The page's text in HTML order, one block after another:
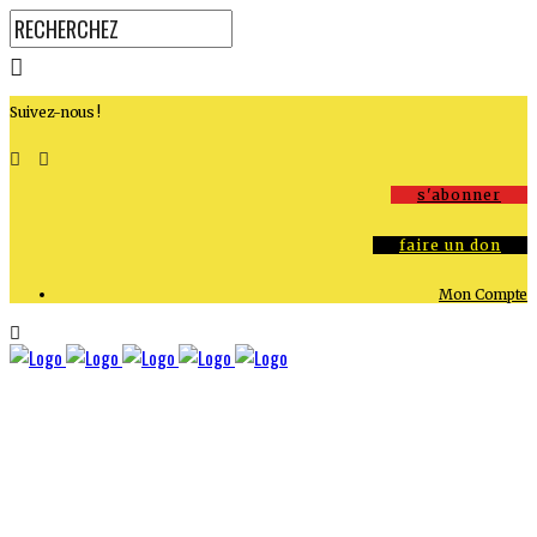
Suivez-nous !
s'abonner
faire un don
Mon Compte